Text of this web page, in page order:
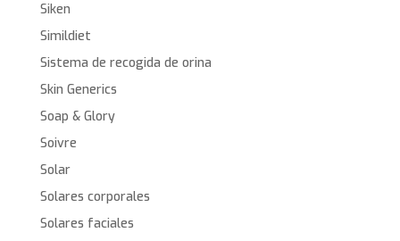
Siken
Simildiet
Sistema de recogida de orina
Skin Generics
Soap & Glory
Soivre
Solar
Solares corporales
Solares faciales